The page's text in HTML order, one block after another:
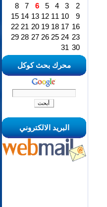
2
3
4
5
6
7
8
9
10
11
12
13
14
15
16
17
18
19
20
21
22
23
24
25
26
27
28
29
30
31
محرك بحث كوكل
البريد الالكتروني